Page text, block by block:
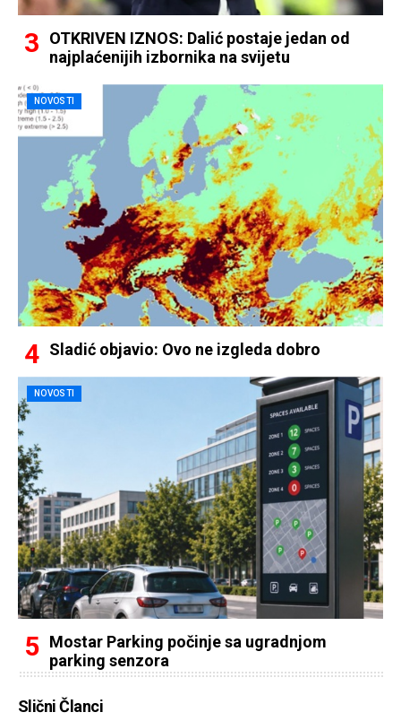
OTKRIVEN IZNOS: Dalić postaje jedan od
najplaćenijih izbornika na svijetu
NOVOSTI
Sladić objavio: Ovo ne izgleda dobro
NOVOSTI
Mostar Parking počinje sa ugradnjom
parking senzora
Slični Članci